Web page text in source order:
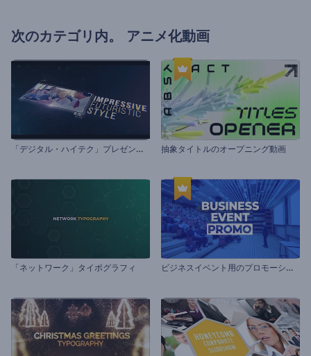
次のカテゴリ内。 アニメ化動画
「
デジタル・ハイテク」プレゼンテーション 抽象タイトルのオープニング動画
「ネットワーク」タイポグラフィ ヒ
゙ジネスイベント用のプロモーションビデオ